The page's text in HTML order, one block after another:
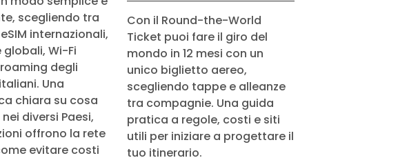
scegliendo tra
internazionali,
globali, Wi-Fi
degli
Una
chiara su cosa
diversi Paesi,
offrono la rete
evitare costi
Con il Round-the-World
Ticket puoi fare il giro del
mondo in 12 mesi con un
unico biglietto aereo,
scegliendo tappe e alleanze
tra compagnie. Una guida
pratica a regole, costi e siti
utili per iniziare a progettare il
tuo itinerario.